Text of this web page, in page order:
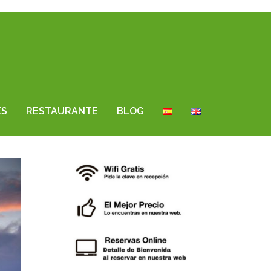
RESTAURANTE BLOG